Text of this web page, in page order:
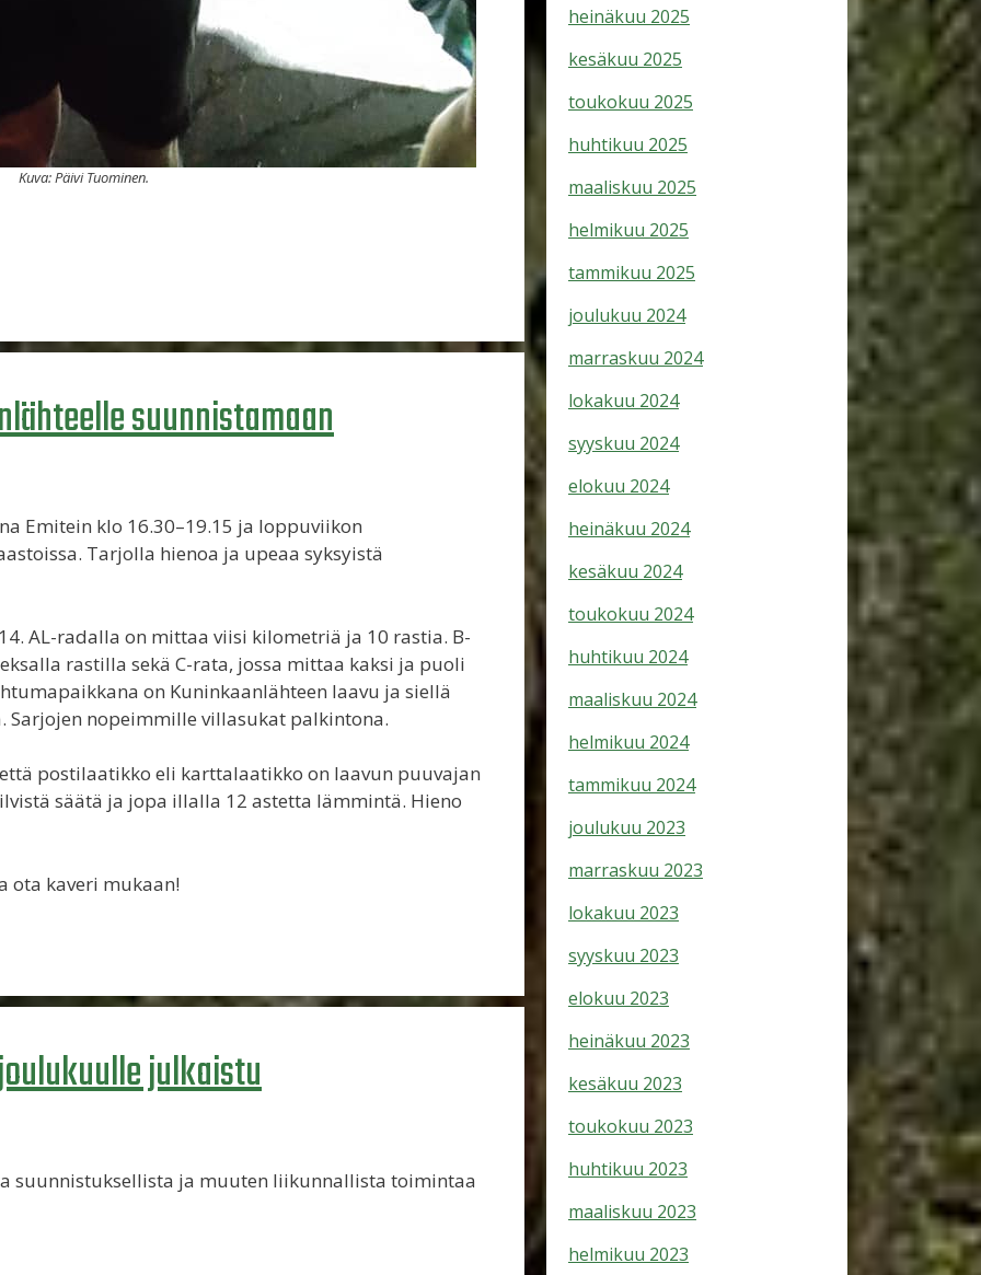
Kuva: Päivi Tuominen.
suunnistamaan
Emitein klo 16.30–19.15 ja loppuviikon
Tarjolla hienoa ja upeaa syksyistä
AL-radalla on mittaa viisi kilometriä ja 10 rastia. B-
rastilla sekä C-rata, jossa mittaa kaksi ja puoli
on Kuninkaanlähteen laavu ja siellä
nopeimmille villasukat palkintona.
postilaatikko eli karttalaatikko on laavun puuvajan
säätä ja jopa illalla 12 astetta lämmintä. Hieno
ota kaveri mukaan!
julkaistu
suunnistuksellista ja muuten liikunnallista toimintaa
heinäkuu 2025
kesäkuu 2025
toukokuu 2025
huhtikuu 2025
maaliskuu 2025
helmikuu 2025
tammikuu 2025
joulukuu 2024
marraskuu 2024
lokakuu 2024
syyskuu 2024
elokuu 2024
heinäkuu 2024
kesäkuu 2024
toukokuu 2024
huhtikuu 2024
maaliskuu 2024
helmikuu 2024
tammikuu 2024
joulukuu 2023
marraskuu 2023
lokakuu 2023
syyskuu 2023
elokuu 2023
heinäkuu 2023
kesäkuu 2023
toukokuu 2023
huhtikuu 2023
maaliskuu 2023
helmikuu 2023